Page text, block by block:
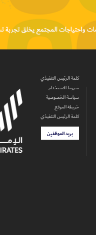
كلمة الرئيس التنفيذي
شروط الاستخدام
سياسة الخصوصية
خريطة الموقع
كلمة الرئيس التنفيذي
بريد الموظفين